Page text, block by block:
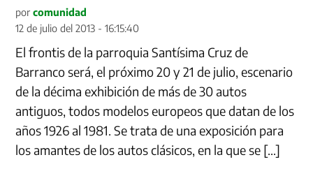
por comunidad
12 de julio del 2013 - 16:15:40
El frontis de la parroquia Santísima Cruz de
Barranco será, el próximo 20 y 21 de julio, escenario
de la décima exhibición de más de 30 autos
antiguos, todos modelos europeos que datan de los
años 1926 al 1981. Se trata de una exposición para
los amantes de los autos clásicos, en la que se […]